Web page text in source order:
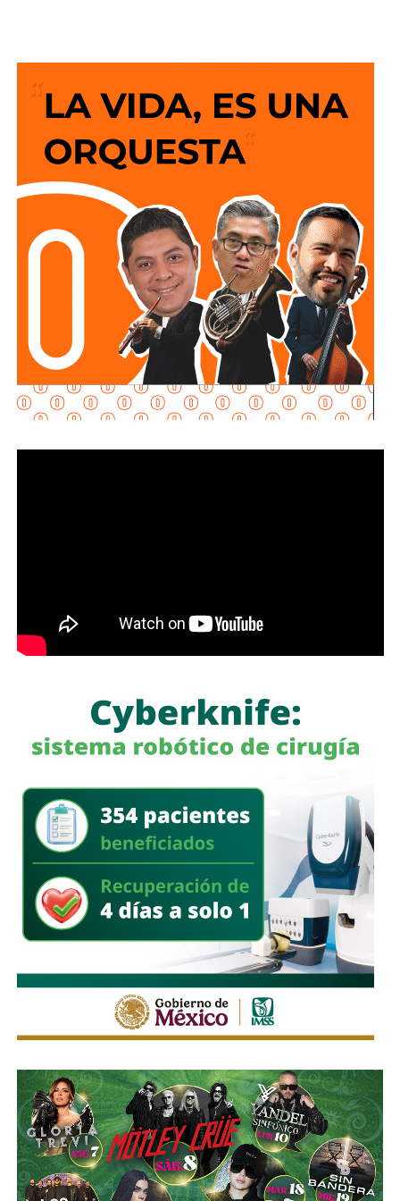
El Alcalde recordó que desde el anuncio de este programa
social “Lavanderías Gratuitas”, el mandatario estatal
manifestó el interés de que Soledad fuera de los primeros
municipios beneficiados, por lo que se expresó la
disposición del Ayuntamiento para colaborar en la
consolidación de este proyecto, el cual ahora comienza a
materializarse en un espacio del Sistema Municipal para
el Desarrollo Integral de la Familia (DIF) destinado al
bienestar de las familias.
de las familias, porque les permitirá ahorrar tiempo y
insumos incluidos, lo que beneficiará principalmente a
madres y padres de familia, personas adultas mayores y
comunitarios en favor del bienestar social.